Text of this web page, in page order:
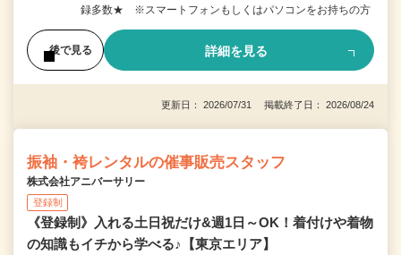
録多数★ ※スマートフォンもしくはパソコンをお持ちの方
後で見る 詳細を見る
更新日： 2026/07/31 掲載終了日： 2026/08/24
振袖・袴レンタルの催事販売スタッフ
株式会社アニバーサリー
登録制
《登録制》入れる土日祝だけ&週1日～OK！着付けや着物
の知識もイチから学べる♪【東京エリア】